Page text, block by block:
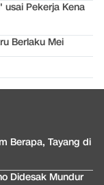
usai Pekerja Kena
Berlaku Mei
Berapa, Tayang di
Didesak Mundur